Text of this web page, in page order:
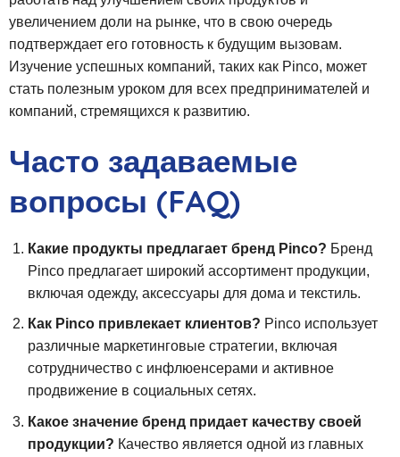
увеличением доли на рынке, что в свою очередь
подтверждает его готовность к будущим вызовам.
Изучение успешных компаний, таких как Pinco, может
стать полезным уроком для всех предпринимателей и
компаний, стремящихся к развитию.
Часто задаваемые
вопросы (FAQ)
Какие продукты предлагает бренд Pinco? Бренд
Pinco предлагает широкий ассортимент продукции,
включая одежду, аксессуары для дома и текстиль.
Как Pinco привлекает клиентов? Pinco использует
различные маркетинговые стратегии, включая
сотрудничество с инфлюенсерами и активное
продвижение в социальных сетях.
Какое значение бренд придает качеству своей
продукции? Качество является одной из главных